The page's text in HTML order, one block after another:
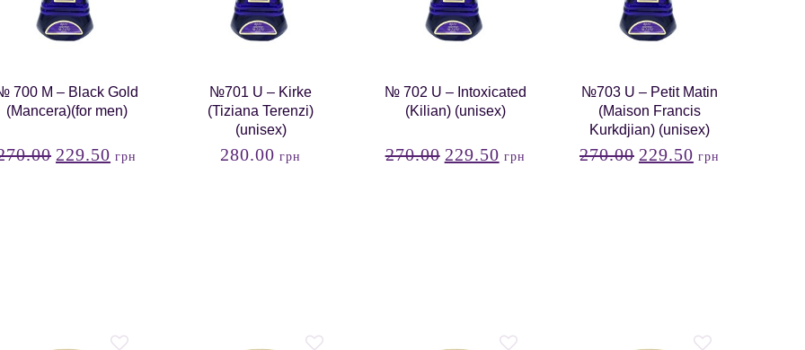
700 М – Black Gold
(Mancera)(for men)
229.50 грн
№701 U – Kirke
(Tiziana Terenzi)
(unisex)
280.00 грн
№ 702 U – Intoxicated
(Kilian) (unisex)
270.00 229.50 грн
№703 U – Petit Matin
(Maison Francis
Kurkdjian) (unisex)
270.00 229.50 грн